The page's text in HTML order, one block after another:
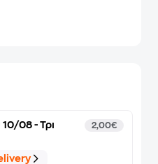
10/08 - Τρι
2,00€